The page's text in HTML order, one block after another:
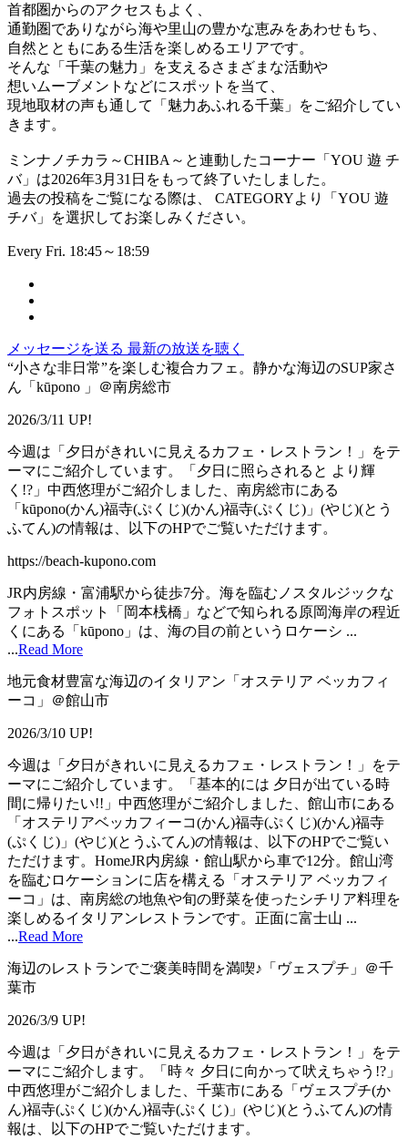
首都圏からのアクセスもよく、
通勤圏でありながら海や里山の豊かな恵みをあわせもち、
自然とともにある生活を楽しめるエリアです。
そんな「千葉の魅力」を支えるさまざまな活動や
想いムーブメントなどにスポットを当て、
現地取材の声も通して「魅力あふれる千葉」をご紹介してい
きます。
ミンナノチカラ～CHIBA～と連動したコーナー「YOU 遊 チ
バ」は2026年3月31日をもって終了いたしました。
過去の投稿をご覧になる際は、 CATEGORYより「YOU 遊
チバ」を選択してお楽しみください。
Every Fri. 18:45～18:59
メッセージを送る 最新の放送を聴く
“小さな非日常”を楽しむ複合カフェ。静かな海辺のSUP家さ
ん「kūpono 」＠南房総市
2026/3/11 UP!
今週は「夕日がきれいに見えるカフェ・レストラン！」をテ
ーマにご紹介しています。「夕日に照らされると より輝
く!?」中西悠理がご紹介しました、南房総市にある
「kūpono(かん)福寺(ぷくじ)(かん)福寺(ぷくじ)」(やじ)(とう
ふてん)の情報は、以下のHPでご覧いただけます。
https://beach-kupono.com
JR内房線・富浦駅から徒歩7分。海を臨むノスタルジックな
フォトスポット「岡本桟橋」などで知られる原岡海岸の程近
くにある「kūpono」は、海の目の前というロケーシ ...
...Read More
地元食材豊富な海辺のイタリアン「オステリア ベッカフィ
ーコ」＠館山市
2026/3/10 UP!
今週は「夕日がきれいに見えるカフェ・レストラン！」をテ
ーマにご紹介しています。「基本的には 夕日が出ている時
間に帰りたい!!」中西悠理がご紹介しました、館山市にある
「オステリアベッカフィーコ(かん)福寺(ぷくじ)(かん)福寺
(ぷくじ)」(やじ)(とうふてん)の情報は、以下のHPでご覧い
ただけます。HomeJR内房線・館山駅から車で12分。館山湾
を臨むロケーションに店を構える「オステリア ベッカフィ
ーコ」は、南房総の地魚や旬の野菜を使ったシチリア料理を
楽しめるイタリアンレストランです。正面に富士山 ...
...Read More
海辺のレストランでご褒美時間を満喫♪「ヴェスプチ」＠千
葉市
2026/3/9 UP!
今週は「夕日がきれいに見えるカフェ・レストラン！」をテ
ーマにご紹介します。「時々 夕日に向かって吠えちゃう!?」
中西悠理がご紹介しました、千葉市にある「ヴェスプチ(か
ん)福寺(ぷくじ)(かん)福寺(ぷくじ)」(やじ)(とうふてん)の情
報は、以下のHPでご覧いただけます。